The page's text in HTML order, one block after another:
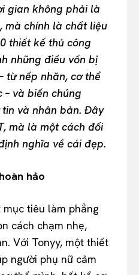
gian không phải là
mà chính là chất liệu
thiết kế thủ công
những điều vốn bị
từ nếp nhăn, cơ thể
và biến chúng
và nhân bản. Đây
mà là một cách đối
nghĩa về cái đẹp.
hảo
mục tiêu làm phẳng
cách chạm nhẹ,
Với Tonyy, một thiết
người phụ nữ cảm